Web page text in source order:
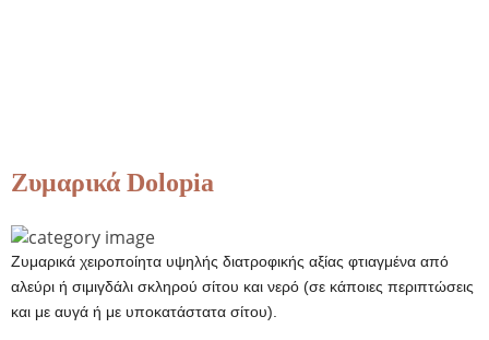
Ζυμαρικά Dolopia
Ζυμαρικά χειροποίητα υψηλής διατροφικής αξίας φτιαγμένα από
αλεύρι ή σιμιγδάλι σκληρού σίτου και νερό (σε κάποιες περιπτώσεις
και με αυγά ή με υποκατάστατα σίτου).